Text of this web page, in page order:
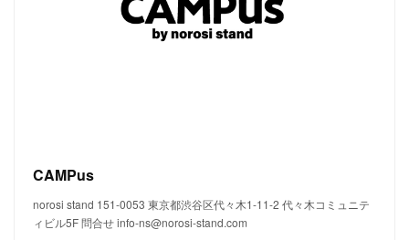
CAMPus
norosi stand 151-0053 東京都渋谷区代々木1-11-2 代々木コミュニテ
ィビル5F 問合せ info-ns@norosi-stand.com